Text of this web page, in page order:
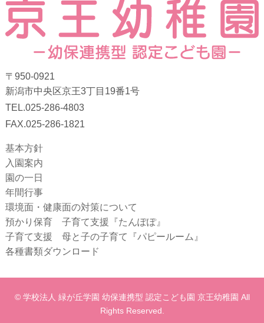
〒950-0921
新潟市中央区京王3丁目19番1号
TEL.025-286-4803
FAX.025-286-1821
基本方針
入園案内
園の一日
年間行事
環境面・健康面の対策について
預かり保育 子育て支援『たんぽぽ』
子育て支援 母と子の子育て『パピールーム』
各種書類ダウンロード
© 学校法人 緑が丘学園 幼保連携型 認定こども園 京王幼稚園 All
Rights Reserved.